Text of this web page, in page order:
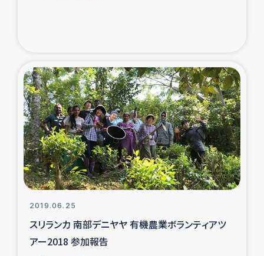
2019.06.25
スリランカ 南部デニヤヤ 有機農業ボランティアツ
アー2018 参加報告